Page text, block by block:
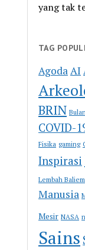
yang tak
TAG
AgodaAI
BRIN Bulan
COVID-
Fisika gaming
Inspirasi
Lembah Baliem
Manusia
Mesir NASA
Sains